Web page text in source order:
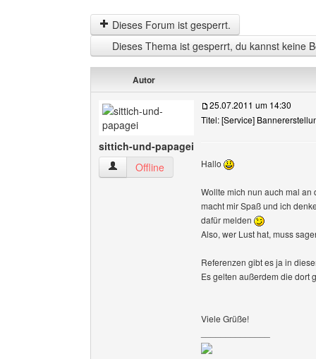
Dieses Forum ist gesperrt.
Dieses Thema ist gesperrt, du kannst keine
Autor
sittich-und-papagei
sittich-und-papagei Benutzer-Profile anzeigen
Offline
25.07.2011 um 14:30
Titel: [Service]
Hallo
Wollte mich nun auch mal an
macht mir Spaß und ich
dafür melden
Also, wer Lust hat, muss
Referenzen gibt es ja in
Es gelten außerdem die dort
Viele Grüße!